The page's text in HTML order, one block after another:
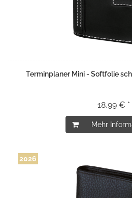
Terminplaner Mini - Softfolie
18,99 € *
Mehr
2026